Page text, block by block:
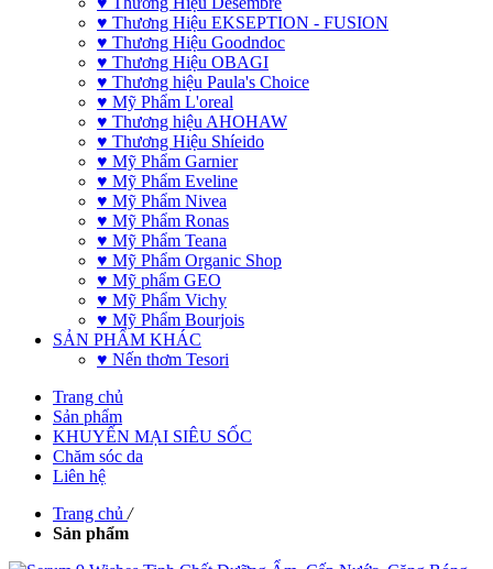
♥ Thương Hiệu EKSEPTION - FUSION
♥ Thương Hiệu Goodndoc
♥ Thương Hiệu OBAGI
♥ Thương hiệu Paula's Choice
♥ Mỹ Phẩm L'oreal
♥ Thương hiệu AHOHAW
♥ Thương Hiệu Shíeido
♥ Mỹ Phẩm Garnier
♥ Mỹ Phẩm Eveline
♥ Mỹ Phẩm Nivea
♥ Mỹ Phẩm Ronas
♥ Mỹ Phẩm Teana
♥ Mỹ Phẩm Organic Shop
♥ Mỹ phẩm GEO
♥ Mỹ Phẩm Vichy
♥ Mỹ Phẩm Bourjois
SẢN PHẨM KHÁC
♥ Nến thơm Tesori
Trang chủ
Sản phẩm
KHUYẾN MẠI SIÊU SỐC
Chăm sóc da
Liên hệ
Trang chủ /
Sản phẩm